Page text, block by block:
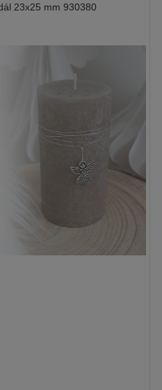
23x25 mm 930380